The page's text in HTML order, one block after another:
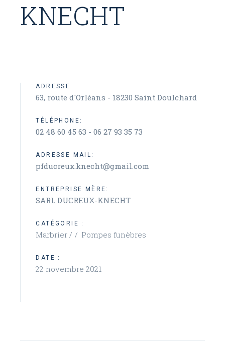
KNECHT
ADRESSE:
63, route d'Orléans - 18230 Saint Doulchard
TÉLÉPHONE:
02 48 60 45 63 - 06 27 93 35 73
ADRESSE MAIL:
pfducreux.knecht@gmail.com
ENTREPRISE MÈRE:
SARL DUCREUX-KNECHT
CATÉGORIE :
Marbrier / Pompes funèbres
DATE :
22 novembre 2021